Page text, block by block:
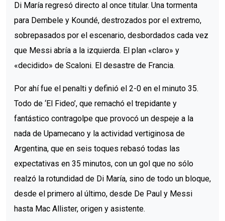
Di María regresó directo al once titular. Una tormenta
para Dembele y Koundé, destrozados por el extremo,
sobrepasados por el escenario, desbordados cada vez
que Messi abría a la izquierda. El plan «claro» y
«decidido» de Scaloni. El desastre de Francia.
Por ahí fue el penalti y definió el 2-0 en el minuto 35.
Todo de ‘El Fideo’, que remachó el trepidante y
fantástico contragolpe que provocó un despeje a la
nada de Upamecano y la actividad vertiginosa de
Argentina, que en seis toques rebasó todas las
expectativas en 35 minutos, con un gol que no sólo
realzó la rotundidad de Di María, sino de todo un bloque,
desde el primero al último, desde De Paul y Messi
hasta Mac Allister, origen y asistente.